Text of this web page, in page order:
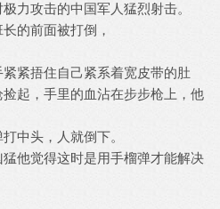
力攻击的中国军人猛烈射击。
的前面被打倒，
紧捂住自己紧系着宽皮带的肚
起，手里的血沾在步步枪上，他
中头，人就倒下。
他觉得这时是用手榴弹才能解决